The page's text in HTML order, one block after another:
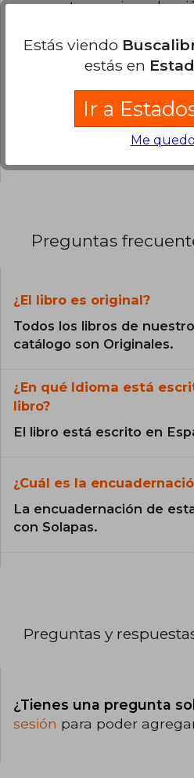
agregar tu propia
Preguntas
¿El libro es original?
Todos los libros de nuestro
catálogo son Originales.
¿En qué Idioma está
libro?
El libro está escrito en
¿Cuál es la
La encuadernación de
con Solapas.
Preguntas y
¿Tienes una pregunta
sesión para poder
Estás viendo
estás en
Ir a
Me